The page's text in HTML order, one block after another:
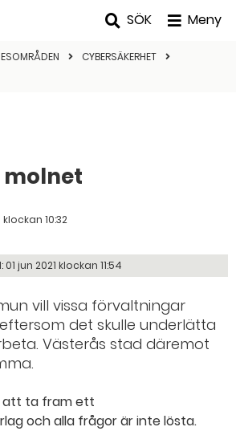
SÖK Meny
CYBERSÄKERHET
molnet
klockan 10:32
01 jun 2021 klockan 11:54
vill vissa förvaltningar
det skulle underlätta
Västerås stad däremot
att ta fram ett
och alla frågor är inte lösta.